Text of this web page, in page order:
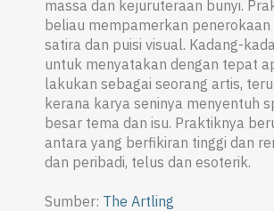
massa dan kejuruteraan bunyi.
beliau mempamerkan penerokaan
satira dan puisi visual. Kadang-
untuk menyatakan dengan tepat
lakukan sebagai seorang artis,
kerana karya seninya menyentuh
besar tema dan isu. Praktiknya
antara yang berfikiran tinggi dan
dan peribadi, telus dan esoterik.
Sumber: The Artling